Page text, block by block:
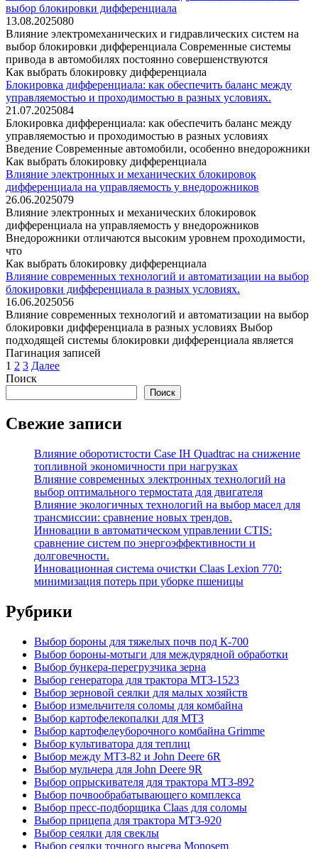
выбор блокировки дифференциала
13.08.2025080
Влияние электромеханических и гидравлических систем на
выбор блокировки дифференциала Современные системы
привода в автомобилях постоянно совершенствуются
Как выбрать блокировку дифференциала
Блокировка дифференциала: как обеспечить баланс между
управляемостью и проходимостью в разных условиях.
21.07.2025084
Блокировка дифференциала: как обеспечить баланс между
управляемостью и проходимостью в разных условиях
Введение Современные автомобили, особенно внедорожники
Как выбрать блокировку дифференциала
Влияние электронных и механических блокировок
дифференциала на управляемость у внедорожников
26.06.2025079
Влияние электронных и механических блокировок
дифференциала на управляемость у внедорожников
Внедорожники отличаются высоким уровнем проходимости,
что
Как выбрать блокировку дифференциала
Влияние современных технологий и автоматизации на выбор
блокировки дифференциала в разных условиях.
16.06.2025056
Влияние современных технологий и автоматизации на выбор
блокировки дифференциала в разных условиях Выбор
подходящей системы блокировки дифференциала является
Пагинация записей
1 2 3 Далее
Поиск
Поиск
Свежие записи
Влияние оборотистости Case IH Quadtrac на снижение
топливной экономичности при нагрузках
Влияние современных электронных технологий на
выбор оптимального термостата для двигателя
Влияние экологичных технологий на выбор масел для
трансмиссии: сравнение новых трендов.
Инновации в автоматическом управлении CTIS:
сравнение систем по энергоэффективности и
долговечности.
Инновационная система очистки Claas Lexion 770:
минимизация потерь при уборке пшеницы
Рубрики
Выбор бороны для тяжелых почв под К-700
Выбор бороны-мотыги для междурядной обработки
Выбор бункера-перегрузчика зерна
Выбор генератора для трактора МТЗ-1523
Выбор зерновой сеялки для малых хозяйств
Выбор измельчителя соломы для комбайна
Выбор картофелекопалки для МТЗ
Выбор картофелеуборочного комбайна Grimme
Выбор культиватора для теплиц
Выбор между МТЗ-82 и John Deere 6R
Выбор мульчера для John Deere 9R
Выбор опрыскивателя для трактора МТЗ-892
Выбор почвообрабатывающего комплекса
Выбор пресс-подборщика Claas для соломы
Выбор прицепа для трактора МТЗ-920
Выбор сеялки для свеклы
Выбор сеялки точного высева Monosem